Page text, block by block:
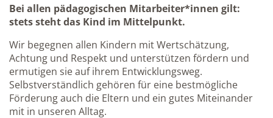
Bei allen pädagogischen Mitarbeiter*innen gilt:
stets steht das Kind im Mittelpunkt.
Wir begegnen allen Kindern mit Wertschätzung,
Achtung und Respekt und unterstützen fördern und
ermutigen sie auf ihrem Entwicklungsweg.
Selbstverständlich gehören für eine bestmögliche
Förderung auch die Eltern und ein gutes Miteinander
mit in unseren Alltag.